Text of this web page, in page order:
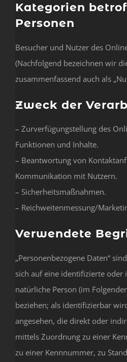
Kategorien
Personen
Besucher und Nutzer des
(Nachfolgend bezeichnen wir
zusammenfassend auch als
Zweck der
– Zurverfügungstellung des
Funktionen und Inhalte.
– Beantwortung von
Kommunikation mit Nutzern.
– Sicherheitsmaßnahmen.
– Reichweitenmessung/
Verwendete
„Personenbezogene Daten“
sich auf eine identifizierte oder
natürliche Person (im
beziehen; als identifizierbar
angesehen, die direkt oder
mittels Zuordnung zu einer
zu einer Kennnummer, zu